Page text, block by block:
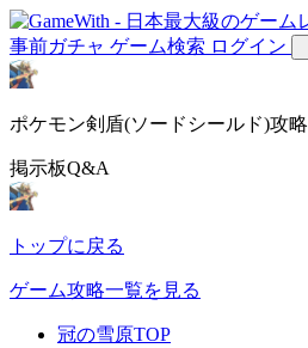
事前ガチャ ゲーム検索 ログイン
ポケモン剣盾(ソードシールド)攻略
掲示板Q&A
トップに戻る
ゲーム攻略一覧を見る
冠の雪原TOP